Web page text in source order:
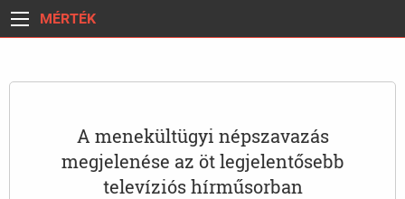
MÉRTÉK
A menekültügyi népszavazás
megjelenése az öt legjelentősebb
televíziós hírműsorban